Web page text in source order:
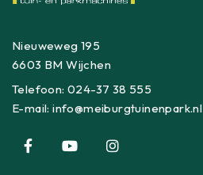
Nieuweweg 195
6603 BM Wijchen
Telefoon:024-37 38 555
E-mail:info@meiburgtuinenpark.nl